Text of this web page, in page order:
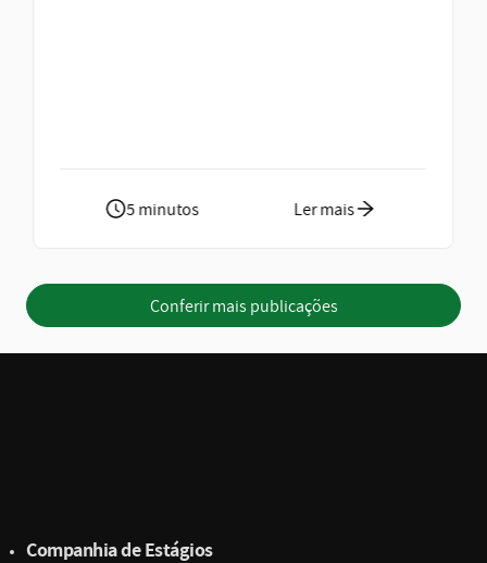
5 minutos Ler mais
Conferir mais publicações
Companhia de Estágios